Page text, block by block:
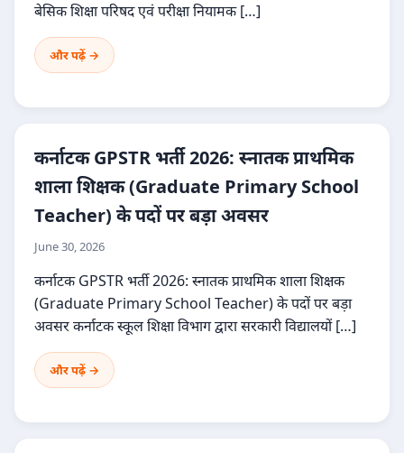
बेसिक शिक्षा परिषद एवं परीक्षा नियामक […]
और पढ़ें →
कर्नाटक GPSTR भर्ती 2026: स्नातक प्राथमिक
शाला शिक्षक (Graduate Primary School
Teacher) के पदों पर बड़ा अवसर
June 30, 2026
कर्नाटक GPSTR भर्ती 2026: स्नातक प्राथमिक शाला शिक्षक
(Graduate Primary School Teacher) के पदों पर बड़ा
अवसर कर्नाटक स्कूल शिक्षा विभाग द्वारा सरकारी विद्यालयों […]
और पढ़ें →